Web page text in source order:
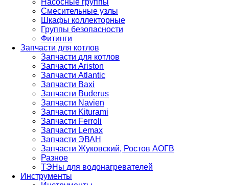
Насосные группы
Смесительные узлы
Шкафы коллекторные
Группы безопасности
Фитинги
Запчасти для котлов
Запчасти для котлов
Запчасти Ariston
Запчасти Atlantic
Запчасти Baxi
Запчасти Buderus
Запчасти Navien
Запчасти Kiturami
Запчасти Ferroli
Запчасти Lemax
Запчасти ЭВАН
Запчасти Жуковский, Ростов АОГВ
Разное
ТЭНы для водонагревателей
Инструменты